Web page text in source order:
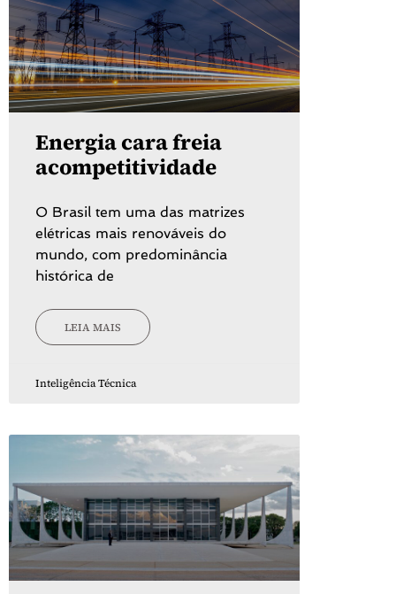
Energia cara freia
acompetitividade
O Brasil tem uma das matrizes
elétricas mais renováveis do
mundo, com predominância
histórica de
LEIA MAIS
Inteligência Técnica